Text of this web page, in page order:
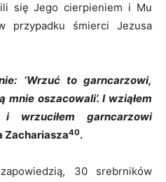
się Jego cierpieniem i Mu
przypadku śmierci Jezusa
‘Wrzuć to garncarzowi,
mnie oszacowali’. I wziąłem
wrzuciłem garncarzowi
Zachariasza40.
30 srebrników